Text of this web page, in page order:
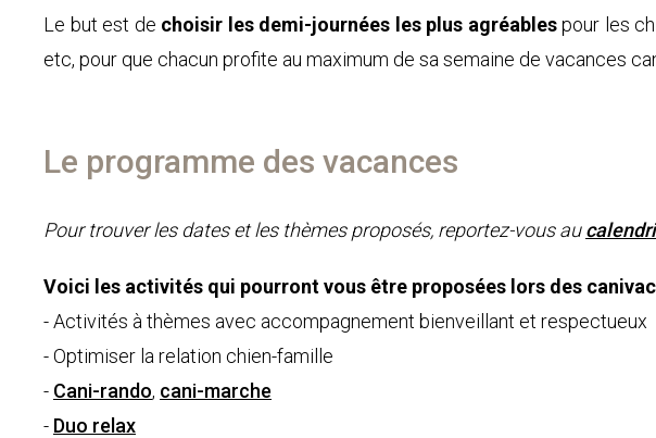
Le but est de choisir les demi-journées les plus agréablespour les
etc, pour que chacun profite au maximum de sa semaine de vacances
Le programme des vacances
Pour trouver les dates et les thèmes proposés, reportez-vous au
Voici les activités qui pourront vous être proposées lors des
- Activités à thèmes avec accompagnement bienveillant et respectueux
- Optimiser la relation chien-famille
- Cani-rando, cani-marche
- Duo relax